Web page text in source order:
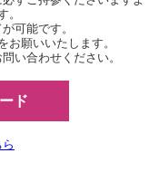
。
可能です。
お願いいたします。
い合わせください。
ド